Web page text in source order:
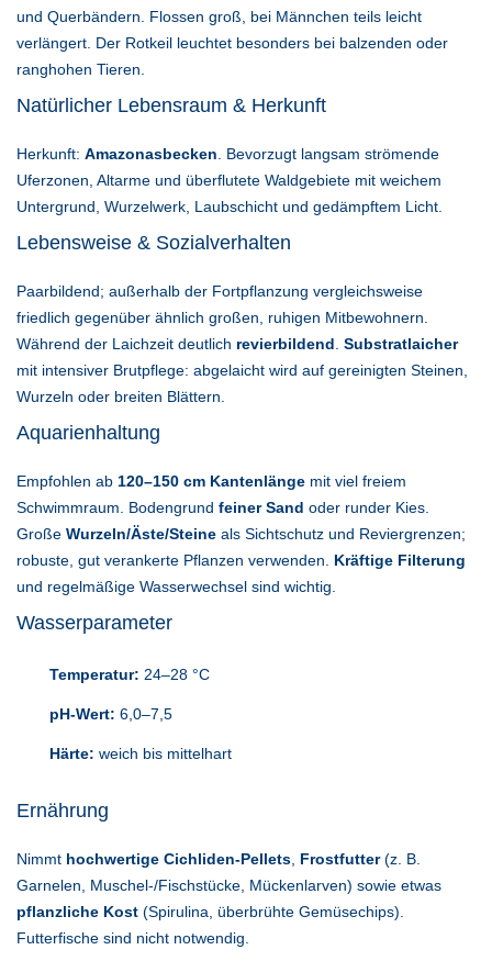
und Querbändern. Flossen groß, bei Männchen teils leicht
verlängert. Der Rotkeil leuchtet besonders bei balzenden oder
ranghohen Tieren.
Natürlicher Lebensraum & Herkunft
Herkunft: Amazonasbecken . Bevorzugt langsam strömende
Uferzonen, Altarme und überflutete Waldgebiete mit weichem
Untergrund, Wurzelwerk, Laubschicht und gedämpftem Licht.
Lebensweise & Sozialverhalten
Paarbildend; außerhalb der Fortpflanzung vergleichsweise
friedlich gegenüber ähnlich großen, ruhigen Mitbewohnern.
Während der Laichzeit deutlich revierbildend Substratlaicher
mit intensiver Brutpflege: abgelaicht wird auf gereinigten Steinen,
Wurzeln oder breiten Blättern.
Aquarienhaltung
Empfohlen ab 120–150 cm Kantenlänge mit viel freiem
Schwimmraum. Bodengrund feiner Sand oder runder Kies.
Große Wurzeln/Äste/Steine als Sichtschutz und Reviergrenzen;
robuste, gut verankerte Pflanzen verwenden. Kräftige Filterung
und regelmäßige Wasserwechsel sind wichtig.
Wasserparameter
Temperatur: 24–28 °C
pH-Wert: 6,0–7,5
Härte: weich bis mittelhart
Ernährung
Nimmt hochwertige Cichliden-Pellets Frostfutter(z. B.
Garnelen, Muschel-/Fischstücke, Mückenlarven) sowie etwas
pflanzliche Kost (Spirulina, überbrühte Gemüsechips).
Futterfische sind nicht notwendig.